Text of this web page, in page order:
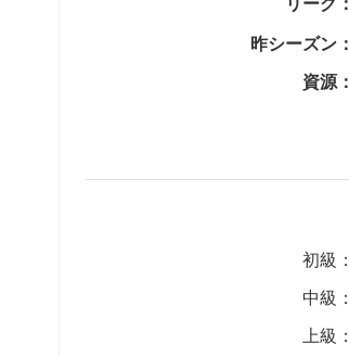
昨シーズン：
資源：
初級 ：
中級 ：
上級 ：